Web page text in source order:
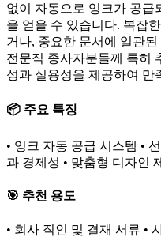
없이 자동으로 잉크가 공급
을 얻을 수 있습니다. 복잡
거나, 중요한 문서에 일관
전문직 종사자분들께 특히
성과 실용성을 제공하여 만
📦 주요 특징
• 잉크 자동 공급 시스템 •
과 경제성 • 맞춤형 디자인
🎯 추천 용도
• 회사 직인 및 결재 서류 •